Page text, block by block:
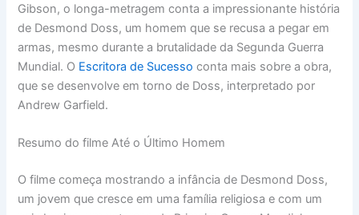
Gibson, o longa-metragem conta a impressionante história
de Desmond Doss, um homem que se recusa a pegar em
armas, mesmo durante a brutalidade da Segunda Guerra
Mundial. O Escritora de Sucesso conta mais sobre a obra,
que se desenvolve em torno de Doss, interpretado por
Andrew Garfield.
Resumo do filme Até o Último Homem
O filme começa mostrando a infância de Desmond Doss,
um jovem que cresce em uma família religiosa e com um